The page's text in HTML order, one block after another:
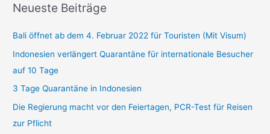
Neueste Beiträge
Bali öffnet ab dem 4. Februar 2022 für Touristen (Mit Visum)
Indonesien verlängert Quarantäne für internationale Besucher
auf 10 Tage
3 Tage Quarantäne in Indonesien
Die Regierung macht vor den Feiertagen, PCR-Test für Reisen
zur Pflicht